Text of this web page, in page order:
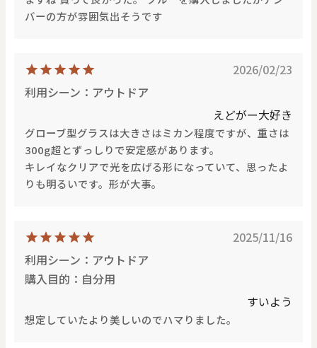
バーの方が雰囲気出そうです
2026/02/23
利用シーン：アウトドア
えどがー大好き
グローブ型グラスは大きさはミカン程度ですが、重さは
300g超とずっしりで安定感があります。
キレイなクリアで光を広げる形になっていて、思ったよ
りも明るいです。形が大事。
2025/11/16
利用シーン：アウトドア
購入目的：自分用
すいよう
想定していたより美しいのでハマりました。